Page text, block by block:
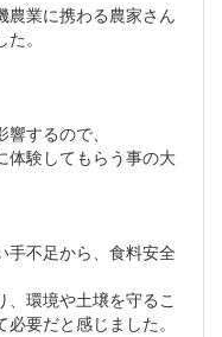
農業に携わる農家さん
。
するので、
体験してもらう事の大
手不足から、食料安全
環境や土壌を守るこ
要だと感じました。